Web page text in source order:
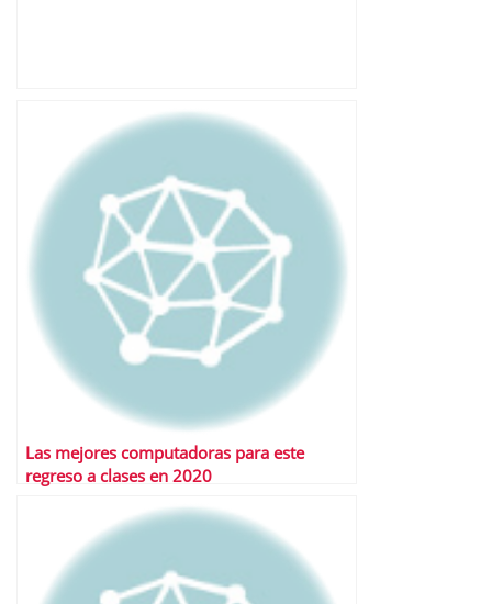
Las mejores computadoras para este
regreso a clases en 2020